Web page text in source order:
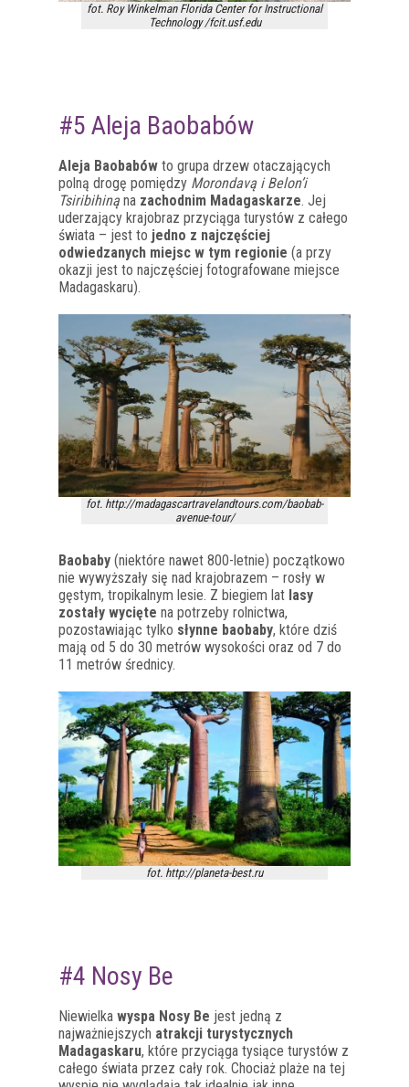
fot. Roy Winkelman Florida Center for Instructional
Technology /fcit.usf.edu
#5 Aleja Baobabów
Aleja Baobabów to grupa drzew otaczających
polną drogę pomiędzy Morondavą i Belon’i
Tsiribihinąna zachodnim Madagaskarze. Jej
uderzający krajobraz przyciąga turystów z całego
świata – jest to jedno z najczęściej
odwiedzanych miejsc w tym regionie (a przy
okazji jest to najczęściej fotografowane miejsce
Madagaskaru).
fot. http://madagascartravelandtours.com/baobab-
avenue-tour/
Baobaby (niektóre nawet 800-letnie) początkowo
nie wywyższały się nad krajobrazem – rosły w
gęstym, tropikalnym lesie. Z biegiem lat lasy
zostały wycięte na potrzeby rolnictwa,
pozostawiając tylko słynne baobaby, które dziś
mają od 5 do 30 metrów wysokości oraz od 7 do
11 metrów średnicy.
fot. http://planeta-best.ru
#4 Nosy Be
Niewielka wyspa Nosy Be jest jedną z
najważniejszych atrakcji turystycznych
Madagaskaru, które przyciąga tysiące turystów z
całego świata przez cały rok. Chociaż plaże na tej